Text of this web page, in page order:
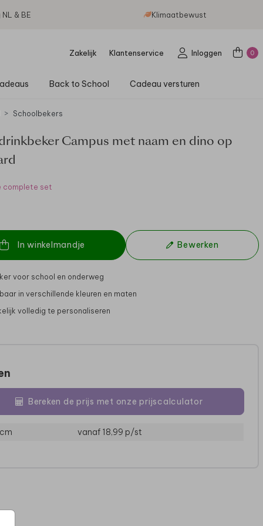
& BE Klimaatbewust
Zakelijk Klantenservice Inloggen 0
Back to School Cadeau versturen
Schoolbekers
Campus met naam en dino op
complete set
In winkelmandje Bewerken
voor school en onderweg
in verschillende kleuren en maten
volledig te personaliseren
Bereken de prijs met onze prijscalculator
vanaf 18,99 p/st